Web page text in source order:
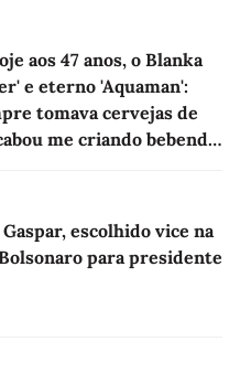
aos 47 anos, o Blanka
e eterno 'Aquaman':
tomava cervejas de
me criando bebendo
escolhido vice na
para presidente